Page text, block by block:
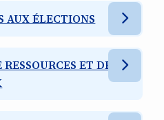
AUX ÉLECTIONS
ET DE